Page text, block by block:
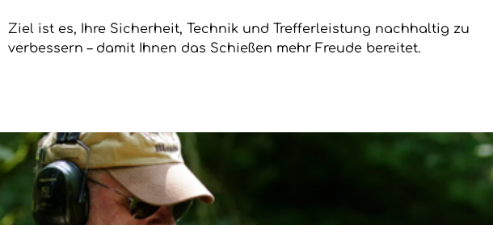
Ziel ist es, Ihre Sicherheit, Technik und Trefferleistung nachhaltig zu
verbessern – damit Ihnen das Schießen mehr Freude bereitet.